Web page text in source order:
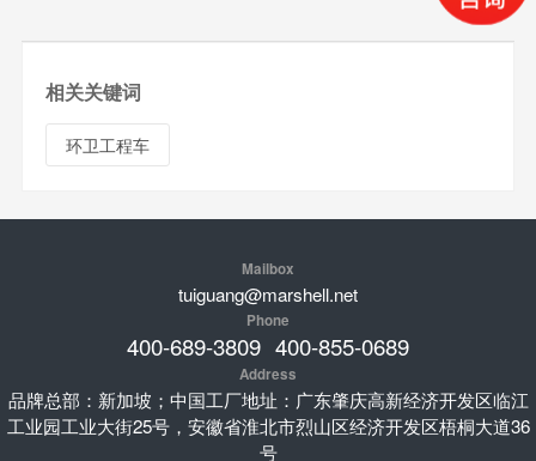
相关关键词
环卫工程车
Mailbox
tuiguang@marshell.net
Phone
400-689-3809 400-855-0689
Address
品牌总部：新加坡；中国工厂地址：广东肇庆高新经济开发区临江
工业园工业大街25号，安徽省淮北市烈山区经济开发区梧桐大道36
号